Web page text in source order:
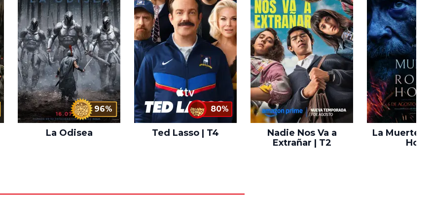
96%
La Odisea
80%
Ted Lasso | T4
Nadie Nos Va a
Extrañar | T2
La Muerte
Hood